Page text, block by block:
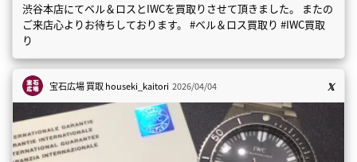
渋谷本店にてベル＆ロスとIWCを買取りさせて頂きました。 またの
ご来店心よりお待ちしております。 #ベル＆ロス買取り #IWC買取
り
宝石広場 買取houseki_kaitori 2026/04/04